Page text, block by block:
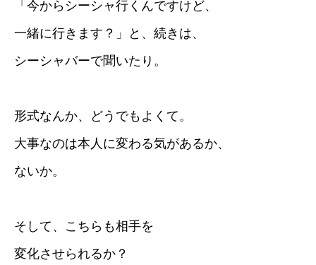
「今からシーシャ行くんですけど、
一緒に行きます？」と、続きは、
シーシャバーで聞いたり。
形式なんか、どうでもよくて。
大事なのは本人に変わる気があるか、
ないか。
そして、こちらも相手を
変化させられるか？